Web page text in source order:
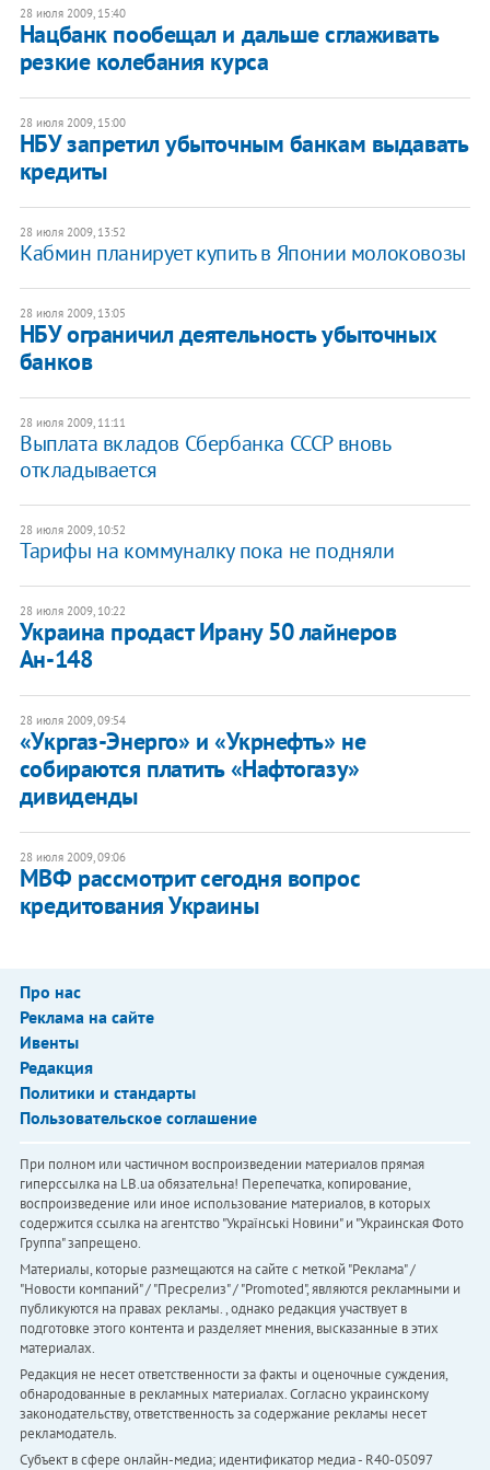
28 июля 2009, 15:40
Нацбанк пообещал и дальше сглаживать
резкие колебания курса
28 июля 2009, 15:00
НБУ запретил убыточным банкам выдавать
кредиты
28 июля 2009, 13:52
Кабмин планирует купить в Японии молоковозы
28 июля 2009, 13:05
НБУ ограничил деятельность убыточных
банков
28 июля 2009, 11:11
Выплата вкладов Сбербанка СССР вновь
откладывается
28 июля 2009, 10:52
Тарифы на коммуналку пока не подняли
28 июля 2009, 10:22
Украина продаст Ирану 50 лайнеров
Ан-148
28 июля 2009, 09:54
«Укргаз-Энерго» и «Укрнефть» не
собираются платить «Нафтогазу»
дивиденды
28 июля 2009, 09:06
МВФ рассмотрит сегодня вопрос
кредитования Украины
Про нас
Реклама на сайте
Ивенты
Редакция
Политики и стандарты
Пользовательское соглашение
При полном или частичном воспроизведении материалов прямая
гиперссылка на LB.ua обязательна! Перепечатка, копирование,
воспроизведение или иное использование материалов, в которых
содержится ссылка на агентство "Українськi Новини" и "Украинская Фото
Группа" запрещено.
Материалы, которые размещаются на сайте с меткой "Реклама" /
"Новости компаний" / "Пресрелиз" / "Promoted", являются рекламными и
публикуются на правах рекламы. , однако редакция участвует в
подготовке этого контента и разделяет мнения, высказанные в этих
материалах.
Редакция не несет ответственности за факты и оценочные суждения,
обнародованные в рекламных материалах. Согласно украинскому
законодательству, ответственность за содержание рекламы несет
рекламодатель.
Субъект в сфере онлайн-медиа; идентификатор медиа - R40-05097